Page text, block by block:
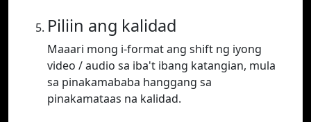
Piliin ang kalidad
Maaari mong i-format ang shift ng iyong
video / audio sa iba't ibang katangian, mula
sa pinakamababa hanggang sa
pinakamataas na kalidad.